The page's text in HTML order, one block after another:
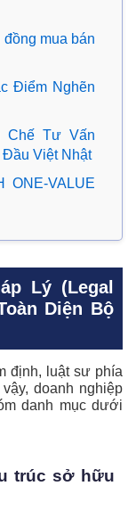
mua bán
Điểm Nghẽn
Chế Tư Vấn
Việt Nhật
VALUE
Lý (Legal
Diện Bộ
định, luật sư phía
doanh nghiệp
danh mục dưới
trúc sở hữu